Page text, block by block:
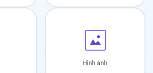
Hình ảnh